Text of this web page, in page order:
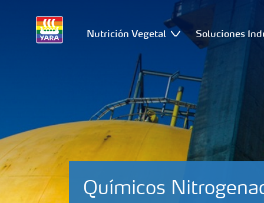
Nutrición Vegetal Soluciones
Químicos